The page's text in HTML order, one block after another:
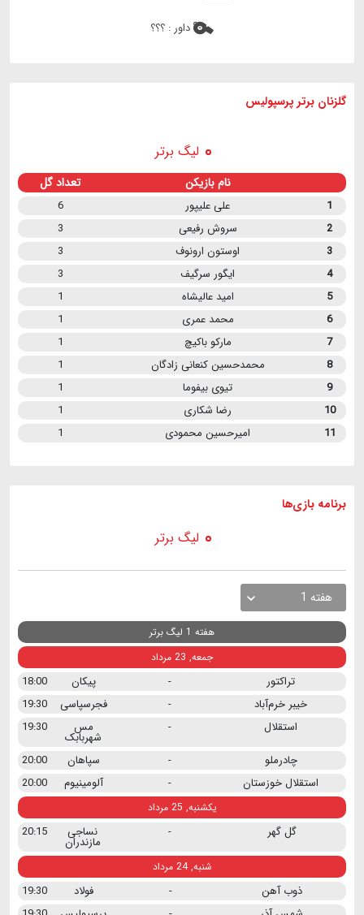
داور : ؟؟؟
گلزنان برتر پرسپولیس
لیگ برتر
نام بازیکن تعداد گل
1 علی علیپور
6
2
سروش رفیعی
3
3
اوستون ارونوف
3
4
ایگور سرگیف
3
5
امید عالیشاه
1
6
محمد عمری
1
7
مارکو باکیچ
1
8
محمدحسین کنعانی زادگان
1
9
تیوی بیفوما
1
10
رضا شکاری
1
11
امیرحسین محمودی 1
برنامه بازی ها
لیگ برتر
هفته 1
هفته 1 لیگ برتر
جمعه, 23 مرداد
تراکتور - پیکان
18:00
خیبر خرم‌آباد
- فجرسپاسی
19:30
استقلال
- مس
شهربابک
19:30
چادرملو
- سپاهان
20:00
استقلال خوزستان
- آلومینیوم 20:00
یکشنبه, 25 مرداد
گل گهر - نساجی
مازندران
20:15
شنبه, 24 مرداد
ذوب آهن - فولاد
19:30